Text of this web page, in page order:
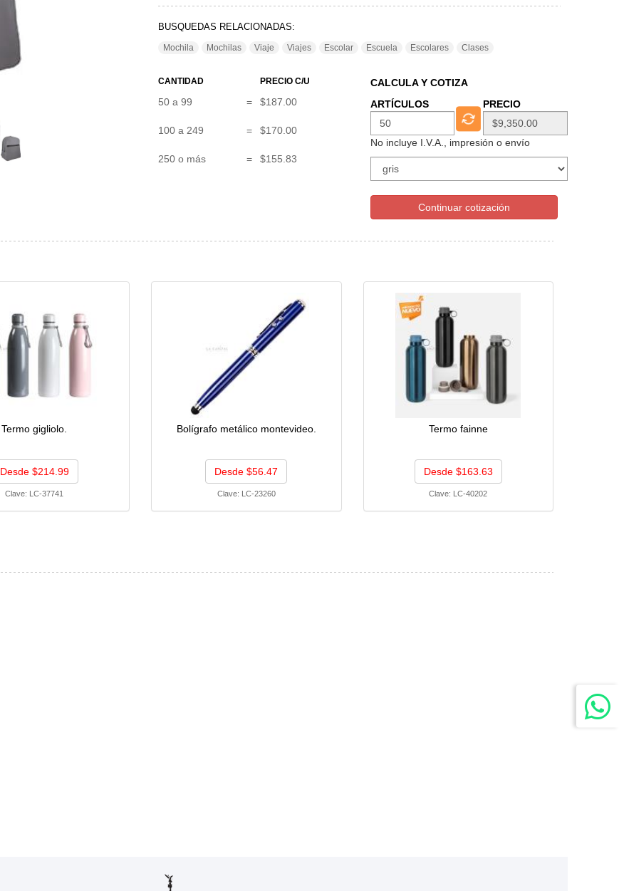
BUSQUEDAS RELACIONADAS:
Mochila Mochilas Viaje Viajes Escolar Escuela Escolares Clases
CANTIDAD PRECIO C/U
50 a 99 = $187.00
100 a 249 = $170.00
250 o más = $155.83
CALCULA Y COTIZA
ARTÍCULOS
PRECIO
No incluye I.V.A., impresión o envío
Continuar cotización
Termo gigliolo.
Desde $214.99
Clave: LC-37741
Bolígrafo metálico montevideo.
Desde $56.47
Clave: LC-23260
Termo fainne
Desde $163.63
Clave: LC-40202